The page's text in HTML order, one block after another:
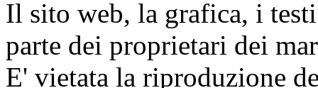
Il sito web, la grafica, i
parte dei proprietari dei
E' vietata la riproduzione